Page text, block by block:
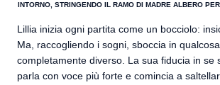
INTORNO, STRINGENDO IL RAMO DI MADRE ALBERO
Lillia inizia ogni partita come un bocciolo:
Ma, raccogliendo i sogni, sboccia in
completamente diverso. La sua fiducia in se
parla con voce più forte e comincia a